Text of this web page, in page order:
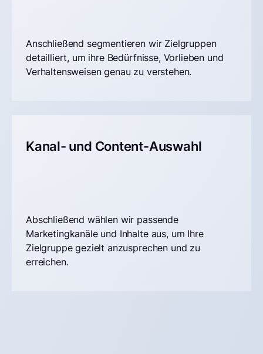
Anschließend segmentieren wir Zielgruppen
detailliert, um ihre Bedürfnisse, Vorlieben und
Verhaltensweisen genau zu verstehen.
Kanal- und Content-Auswahl
Abschließend wählen wir passende
Marketingkanäle und Inhalte aus, um Ihre
Zielgruppe gezielt anzusprechen und zu
erreichen.